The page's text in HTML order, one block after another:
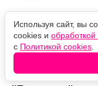
06.08.2026
10:31
Помогали
Узнав, что
Используя сайт, вы
cookies и
с Политикой cookies